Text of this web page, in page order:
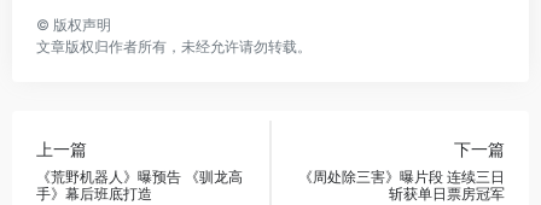
© 版权声明
文章版权归作者所有，未经允许请勿转载。
上一篇
《荒野机器人》曝预告 《驯龙高
手》幕后班底打造
下一篇
《周处除三害》曝片段 连续三日
斩获单日票房冠军